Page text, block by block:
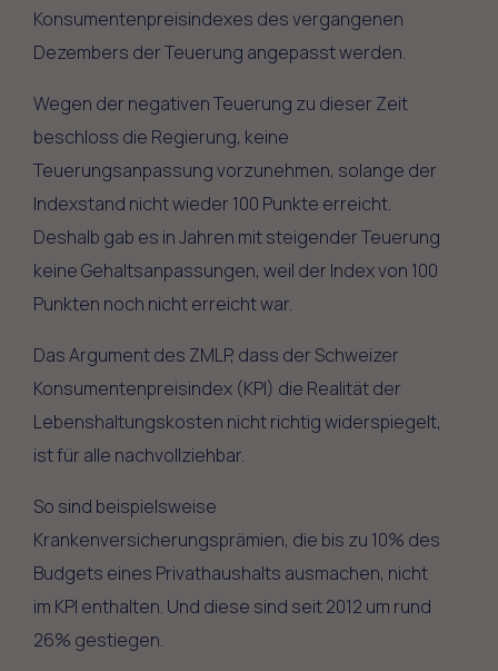
Konsumentenpreisindexes des vergangenen
Dezembers der Teuerung angepasst werden.
Wegen der negativen Teuerung zu dieser Zeit
beschloss die Regierung, keine
Teuerungsanpassung vorzunehmen, solange der
Indexstand nicht wieder 100 Punkte erreicht.
Deshalb gab es in Jahren mit steigender Teuerung
keine Gehaltsanpassungen, weil der Index von 100
Punkten noch nicht erreicht war.
Das Argument des ZMLP, dass der Schweizer
Konsumentenpreisindex (KPI) die Realität der
Lebenshaltungskosten nicht richtig widerspiegelt,
ist für alle nachvollziehbar.
So sind beispielsweise
Krankenversicherungsprämien, die bis zu 10% des
Budgets eines Privathaushalts ausmachen, nicht
im KPI enthalten. Und diese sind seit 2012 um rund
26% gestiegen.